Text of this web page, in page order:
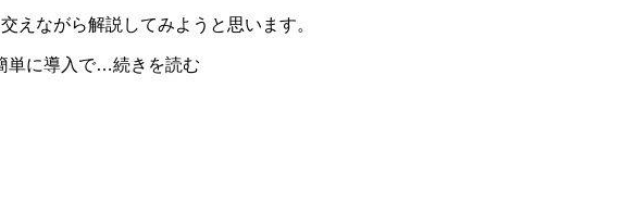
えながら解説してみようと思います。
単に導入で…続きを読む